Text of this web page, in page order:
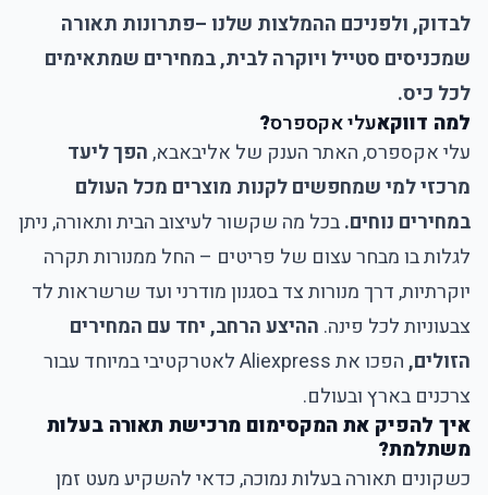
לבדוק, ולפניכם ההמלצות שלנו –פתרונות תאורה
שמכניסים סטייל ויוקרה לבית, במחירים שמתאימים
לכל כיס.
למה דווקאעלי אקספרס?
עלי אקספרס, האתר הענק של אליבאבא,הפך ליעד
מרכזי למי שמחפשים לקנות מוצרים מכל העולם
במחירים נוחים.בכל מה שקשור לעיצוב הבית ותאורה, ניתן
לגלות בו מבחר עצום של פריטים – החל ממנורות תקרה
יוקרתיות, דרך מנורות צד בסגנון מודרני ועד שרשראות לד
צבעוניות לכל פינה. ההיצע הרחב, יחד עם המחירים
הזולים,
הפכו את Aliexpress לאטרקטיבי במיוחד עבור
צרכנים בארץ ובעולם.
איך להפיק את המקסימום מרכישת תאורה בעלות
משתלמת?
כשקונים תאורה בעלות נמוכה, כדאי להשקיע מעט זמן